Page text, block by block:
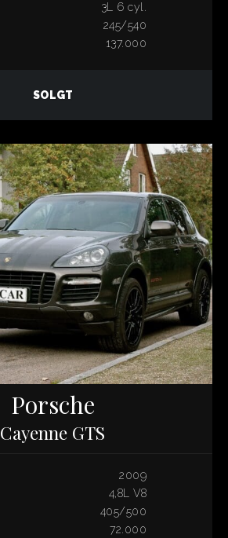
3L 6 cyl.
245/540
137.000
SOLGT
Porsche
Cayenne GTS
2009
4,8L V8
405/500
72.000